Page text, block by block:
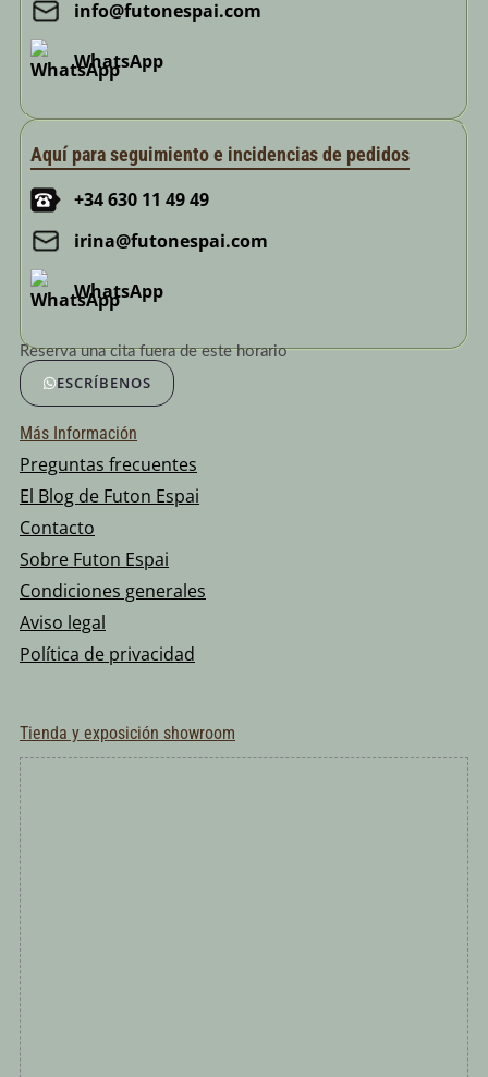
info@futonespai.com
WhatsApp
Aquí para seguimiento e incidencias de pedidos
+34 630 11 49 49
irina@futonespai.com
WhatsApp
Reserva una cita fuera de este horario
ESCRÍBENOS
Más Información
Preguntas frecuentes
El Blog de Futon Espai
Contacto
Sobre Futon Espai
Condiciones generales
Aviso legal
Política de privacidad
Tienda y exposición showroom